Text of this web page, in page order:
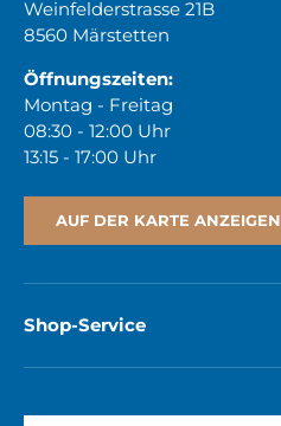
Weinfelderstrasse 21B
8560 Märstetten
Öffnungszeiten:
Montag - Freitag
08:30 - 12:00 Uhr
13:15 - 17:00 Uhr
AUF DER KARTE ANZEIGEN
Shop-Service